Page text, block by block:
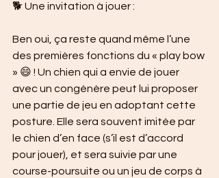
🐕 Une invitation à jouer :
Ben oui, ça reste quand même l’une
des premières fonctions du « play bow
» 😄 ! Un chien qui a envie de jouer
avec un congénère peut lui proposer
une partie de jeu en adoptant cette
posture. Elle sera souvent imitée par
le chien d’en face (s’il est d’accord
pour jouer), et sera suivie par une
course-poursuite ou un jeu de corps à